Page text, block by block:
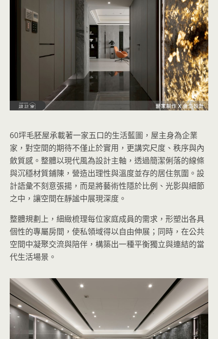
60坪毛胚屋承載著一家五口的生活藍圖，屋主身為企業
家，對空間的期待不僅止於實用，更講究尺度、秩序與內
斂質感。整體以現代風為設計主軸，透過簡潔俐落的線條
與沉穩材質鋪陳，營造出理性與溫度並存的居住氛圍。設
計語彙不刻意張揚，而是將藝術性隱於比例、光影與細節
之中，讓空間在靜謐中展現深度。
整體規劃上，細緻梳理每位家庭成員的需求，形塑出各具
個性的專屬房間，使私領域得以自由伸展；同時，在公共
空間中凝聚交流與陪伴，構築出一種平衡獨立與連結的當
代生活場景。